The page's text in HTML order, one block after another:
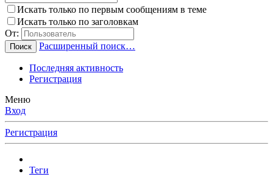
Искать только по первым сообщениям в теме
Искать только по заголовкам
От:
Поиск Расширенный поиск…
Последняя активность
Регистрация
Меню
Вход
Регистрация
Теги